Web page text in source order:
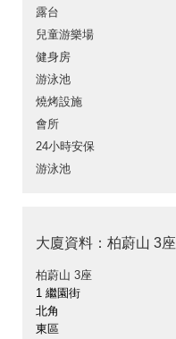
露台
兒童游樂場
健身房
游泳池
燒烤設施
會所
24小時安保
游泳池
大廈資料：柏蔚山 3座
柏蔚山 3座
1 繼園街
北角
東區